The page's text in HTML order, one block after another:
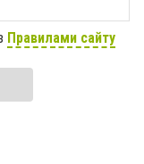
Правилами сайту